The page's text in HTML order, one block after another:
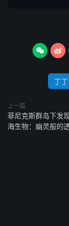
 
丁丁
上一篇
菲尼克斯群岛下发
海生物：幽灵般的